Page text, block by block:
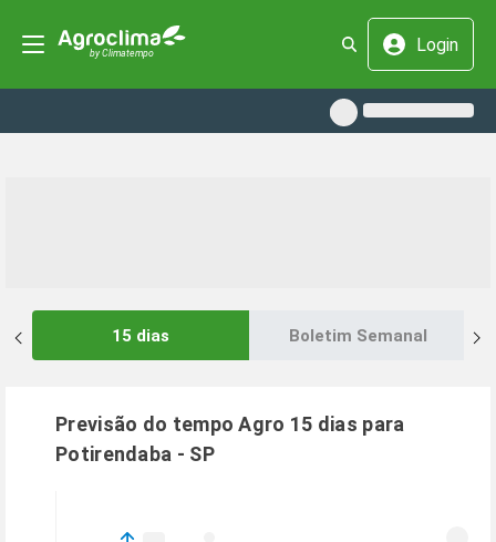
Login
15 dias Boletim Semanal
Previsão do tempo Agro 15 dias para
Potirendaba - SP